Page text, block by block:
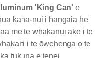
'King Can' e
kaha-nui i hangaia hei
me te whakanui ake i te
i te ōwehenga o te
tukuna e tenei